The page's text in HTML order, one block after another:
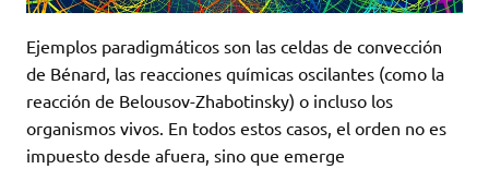
Ejemplos paradigmáticos son las celdas de convección
de Bénard, las reacciones químicas oscilantes (como la
reacción de Belousov-Zhabotinsky) o incluso los
organismos vivos. En todos estos casos, el orden no es
impuesto desde afuera, sino que emerge